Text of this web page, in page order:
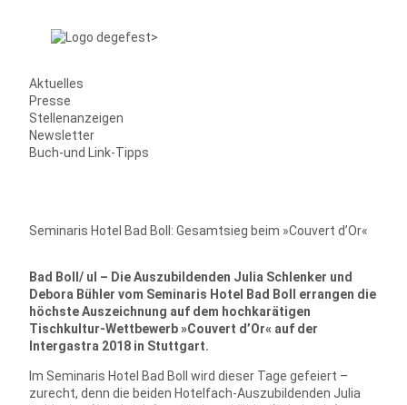
Aktuelles
Presse
Stellenanzeigen
Newsletter
Buch-und Link-Tipps
Seminaris Hotel Bad Boll: Gesamtsieg beim »Couvert d’Or«
Bad Boll/ ul – Die Auszubildenden Julia Schlenker und
Debora Bühler vom Seminaris Hotel Bad Boll errangen die
höchste Auszeichnung auf dem hochkarätigen
Tischkultur-Wettbewerb »Couvert d’Or« auf der
Intergastra 2018 in Stuttgart.
Im Seminaris Hotel Bad Boll wird dieser Tage gefeiert –
zurecht, denn die beiden Hotelfach-Auszubildenden Julia